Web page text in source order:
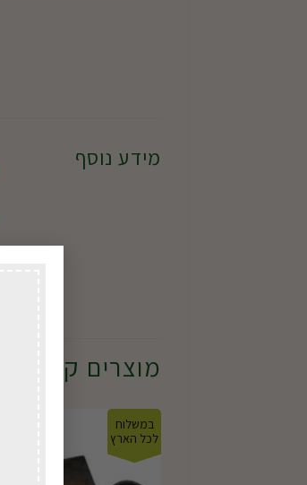
מידע נוסף
מוצרים קשורים
במשלוח
לכל הארץ